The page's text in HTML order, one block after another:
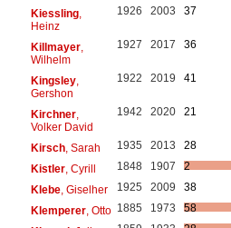
Kiessling,
Heinz
1926 2003 37
Killmayer,
Wilhelm
1927 2017 36
Kingsley,
Gershon
1922 2019 41
Kirchner,
Volker David
1942 2020 21
Kirsch, Sarah 1935 2013
28
Kistler, Cyrill 1848 1907
2
Klebe, Giselher 1925 2009
38
Klemperer, Otto 1885 1973
58